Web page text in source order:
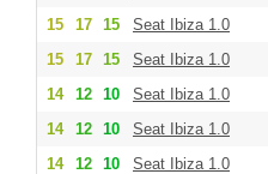
15
17 15 Seat Ibiza 1.0
15
17 15 Seat Ibiza 1.0
14
12 10 Seat Ibiza 1.0
14
12 10 Seat Ibiza 1.0
14
12 10 Seat Ibiza 1.0